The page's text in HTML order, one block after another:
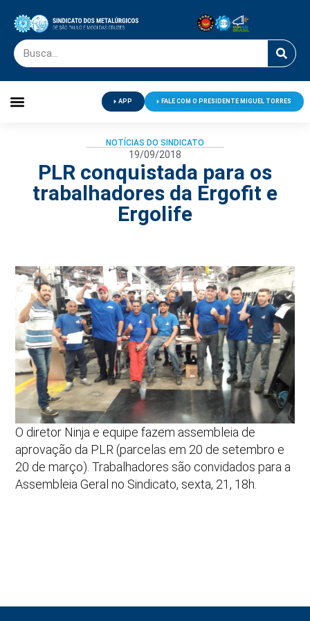
APP FALE COM O PRESIDENTE MIGUEL TORRES
NOTÍCIAS DO SINDICATO
19/09/2018
PLR conquistada para os
trabalhadores da Ergofit e
Ergolife
O diretor Ninja e equipe fazem assembleia de
aprovação da PLR (parcelas em 20 de setembro e
20 de março). Trabalhadores são convidados para a
Assembleia Geral no Sindicato, sexta, 21, 18h.